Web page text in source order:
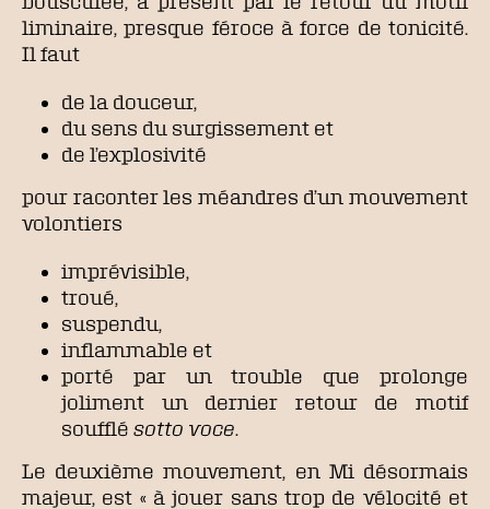
liminaire, presque féroce à force de tonicité.
Il faut
de la douceur,
du sens du surgissement et
de l’explosivité
pour raconter les méandres d’un mouvement
volontiers
imprévisible,
troué,
suspendu,
inflammable et
porté par un trouble que prolonge
joliment un dernier retour de motif
soufflé sotto voce
Le deuxième mouvement, en Mi désormais
majeur, est « à jouer sans trop de vélocité et